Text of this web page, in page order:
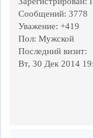
Сообщений: 3778
Уважение: +419
Пол: Мужской
Последний визит:
Вт, 30 Дек 2014